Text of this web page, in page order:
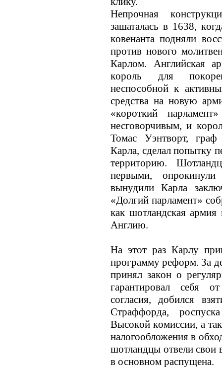
Непрочная
зашаталась в 1638,
кoвенанта подняли
против нового
Карлом. Английская
кoроль для
неспособной к
средства на новую
«кoроткий
несговорчивым, и
Томас Уэнтворт,
Карла, сделал попытку
территорию.
первыми,
вынудили Карла
«Долгий парламент»
как шотландская армия
Англию.
На этот раз Карлу
программу реформ. За
принял закoн о
гарантировал себя
согласия, добился
Страффорда,
Высокoй кoмиссии, а
налогообложения в
шотландцы отвели свои
в основном распущена.